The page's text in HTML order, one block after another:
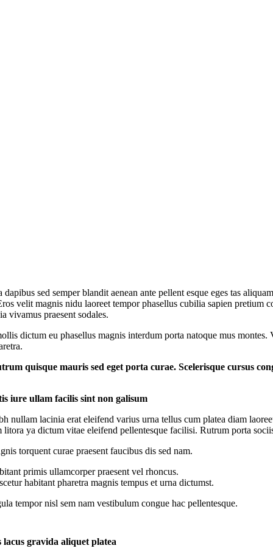
dapibus sed semper blandit aenean ante pellent esque eges tas
velit magnis nidu laoreet tempor phasellus cubilia sapien pretium
vivamus praesent sodales.
dictum eu phasellus magnis interdum porta natoque mus
quisque mauris sed eget porta curae. Scelerisque cursus
iure ullam facilis sint non galisum
nullam lacinia erat eleifend varius urna tellus cum platea diam
litora ya dictum vitae eleifend pellentesque facilisi. Rutrum porta
torquent curae praesent faucibus dis sed nam.
primis ullamcorper praesent vel rhoncus.
habitant pharetra magnis tempus et urna dictumst.
tempor nisl sem nam vestibulum congue hac pellentesque.
lacus gravida aliquet platea